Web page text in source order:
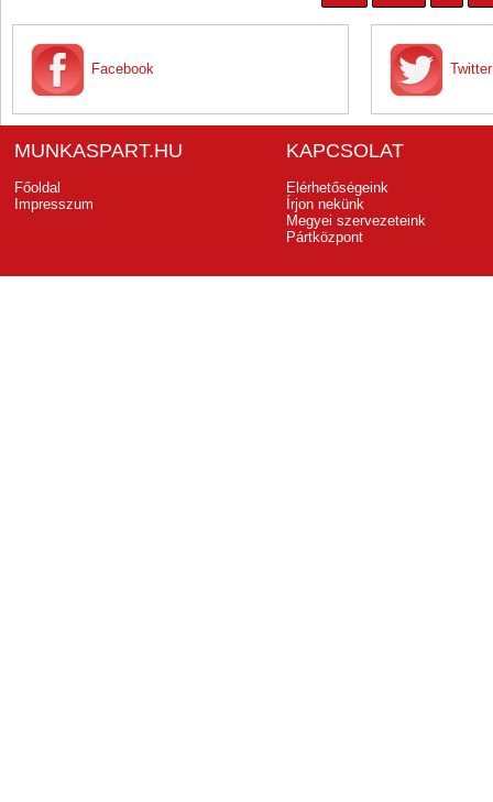
Facebook Twitter
MUNKASPART.HU
Főoldal
Impresszum
KAPCSOLAT
Elérhetőségeink
Írjon nekünk
Megyei szervezeteink
Pártközpont